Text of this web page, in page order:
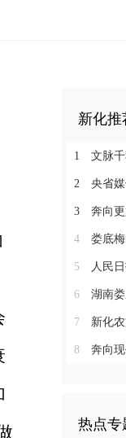
新化推
1 文脉千
2 央省媒体看
3 奔向更好的
4 娄底梅山灌
5 人民日报
6 湖南娄底
7 新化农
8 奔向现代
热点专